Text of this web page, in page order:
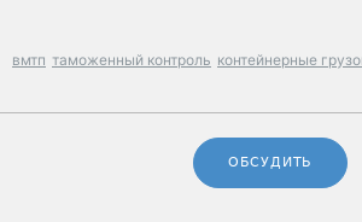
вмтп таможенный контроль контейнерные
ОБСУДИТЬ